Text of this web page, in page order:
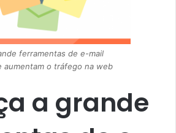
ferramentas de e-mail
aumentam o tráfego na web
a grande